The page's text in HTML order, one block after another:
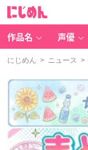
作品名 声優
にじめん > ニュース >